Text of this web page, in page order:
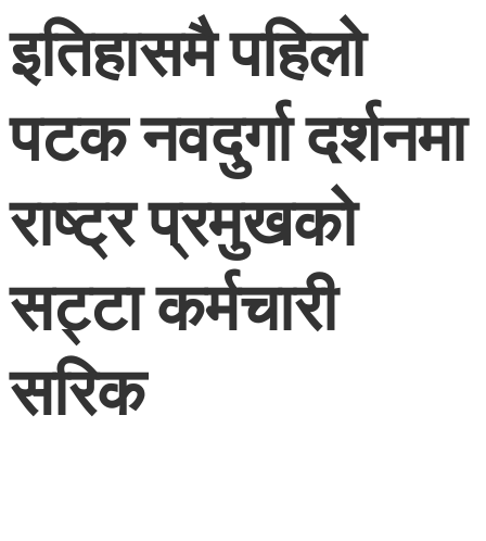
इतिहासमै पहिलो
पटक नवदुर्गा दर्शनमा
राष्ट्र प्रमुखको
सट्टा कर्मचारी
सरिक